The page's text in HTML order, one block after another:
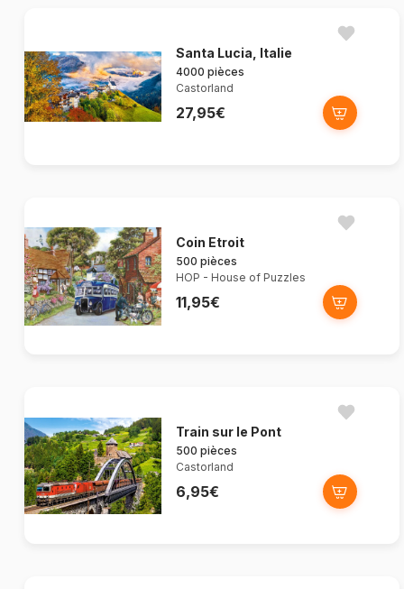
Santa Lucia, Italie
4000 pièces
Castorland
27,95€
Coin Etroit
500 pièces
HOP - House of Puzzles
11,95€
Train sur le Pont
500 pièces
Castorland
6,95€